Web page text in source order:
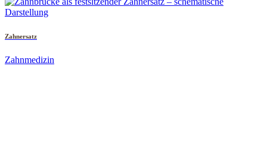
Zahnersatz
Zahnmedizin